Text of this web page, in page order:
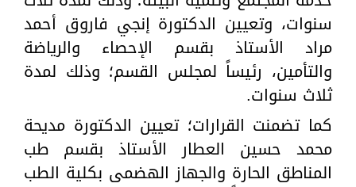
سنوات، وتعيين الدكتورة إنجي فاروق أحمد
مراد الأستاذ بقسم الإحصاء والرياضة
والتأمين، رئيساً لمجلس القسم؛ وذلك لمدة
ثلاث سنوات.
كما تضمنت القرارات؛ تعيين الدكتورة مديحة
محمد حسين العطار الأستاذ بقسم طب
المناطق الحارة والجهاز الهضمى بكلية الطب